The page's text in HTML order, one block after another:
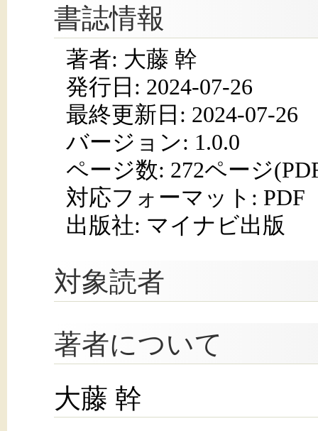
書誌情報
著者: 大藤 幹
発行日: 2024-07-26
最終更新日: 2024-07-26
バージョン: 1.0.0
ページ数: 272ページ
対応フォーマット: PDF
出版社: マイナビ出版
対象読者
著者について
大藤 幹